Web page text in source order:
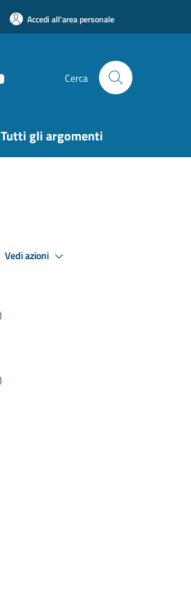
Accedi all'area personale
Cerca
Tutti gli argomenti
Vedi azioni